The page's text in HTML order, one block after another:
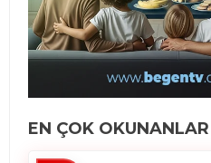
EN ÇOK OKUNANLAR